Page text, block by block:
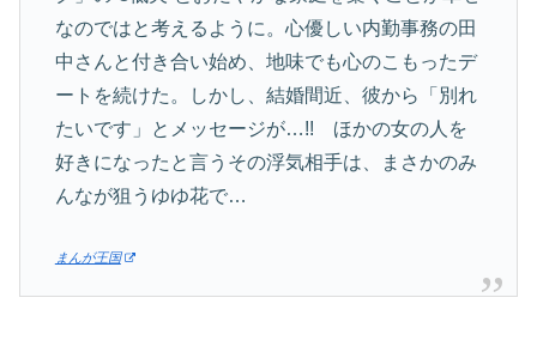
なのではと考えるように。心優しい内勤事務の田
中さんと付き合い始め、地味でも心のこもったデ
ートを続けた。しかし、結婚間近、彼から「別れ
たいです」とメッセージが…!! ほかの女の人を
好きになったと言うその浮気相手は、まさかのみ
んなが狙うゆゆ花で…
まんが王国